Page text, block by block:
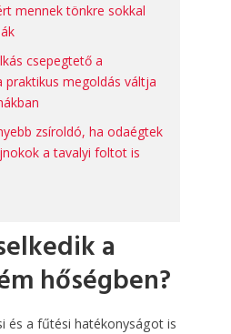
mennek tönkre sokkal
csepegtető a
praktikus megoldás váltja
zsíroldó, ha odaégtek
a tavalyi foltot is
a
hőségben?
és a fűtési hatékonyságot is